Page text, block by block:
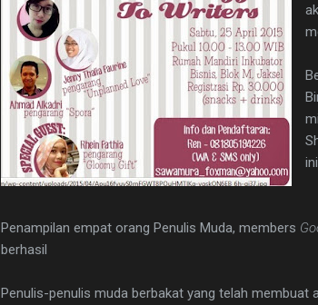
Penampilan empat orang Penulis Muda, members
berhasil
Penulis-penulis muda berbakat yang telah membuat